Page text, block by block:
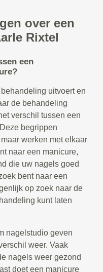
over een
Rixtel
een
uitvoert en
de behandeling
verschil tussen een
begrippen
werken met elkaar
naar een manicure,
die uw nagels goed
bent naar een
op zoek naar de
kunt laten
nagelstudio geven
weer. Vaak
nagels weer gezond
doet een manicure